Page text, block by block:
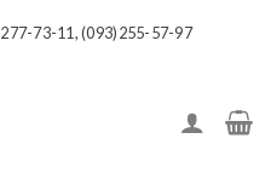
73-11, (093)255-57-97